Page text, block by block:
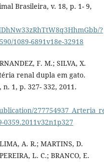
Brasileira, v. 18, p. 1- 9,
?
1089-6891v18e-32918
F. M.; SILVA, X.
renal dupla em gato.
1, p. 327- 332, 2011.
0359.2011v32n1p327
A. R.; MARTINS, D.
L. C.; BRANCO, E.